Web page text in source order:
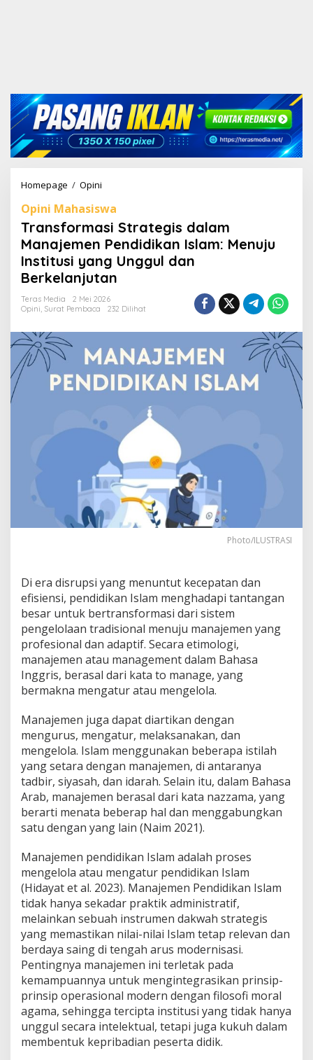
Homepage / Opini
a
n
s
o
r
m
a
S
r
a
t
i
s
a
l
a
m
M
a
m
e
n
P
n
d
i
d
i
a
n
I
s
l
a
m
:
M
n
u
u
I
n
t
i
t
u
s
i
y
a
n
Opini Mahasiswa
Transformasi Strategis dalam
Manajemen Pendidikan Islam: Menuju
Institusi yang Unggul dan
Berkelanjutan
Teras Media
2 Mei 2026
Opini, Surat Pembaca 232 Dilihat
Photo/ILUSTRASI
Di era disrupsi yang menuntut kecepatan dan
efisiensi, pendidikan Islam menghadapi tantangan
besar untuk bertransformasi dari sistem
pengelolaan tradisional menuju manajemen yang
profesional dan adaptif. Secara etimologi,
manajemen atau management dalam Bahasa
Inggris, berasal dari kata to manage, yang
bermakna mengatur atau mengelola.
Manajemen juga dapat diartikan dengan
mengurus, mengatur, melaksanakan, dan
mengelola. Islam menggunakan beberapa istilah
yang setara dengan manajemen, di antaranya
tadbir, siyasah, dan idarah. Selain itu, dalam Bahasa
Arab, manajemen berasal dari kata nazzama, yang
berarti menata beberap hal dan menggabungkan
satu dengan yang lain (Naim 2021).
Manajemen pendidikan Islam adalah proses
mengelola atau mengatur pendidikan Islam
(Hidayat et al. 2023). Manajemen Pendidikan Islam
tidak hanya sekadar praktik administratif,
melainkan sebuah instrumen dakwah strategis
yang memastikan nilai-nilai Islam tetap relevan dan
berdaya saing di tengah arus modernisasi.
Pentingnya manajemen ini terletak pada
kemampuannya untuk mengintegrasikan prinsip-
prinsip operasional modern dengan filosofi moral
agama, sehingga tercipta institusi yang tidak hanya
unggul secara intelektual, tetapi juga kukuh dalam
membentuk kepribadian peserta didik.